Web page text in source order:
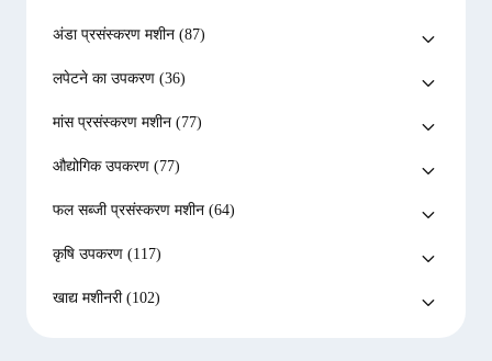
अंडा प्रसंस्करण मशीन (87)
लपेटने का उपकरण (36)
मांस प्रसंस्करण मशीन (77)
औद्योगिक उपकरण (77)
फल सब्जी प्रसंस्करण मशीन (64)
कृषि उपकरण (117)
खाद्य मशीनरी (102)